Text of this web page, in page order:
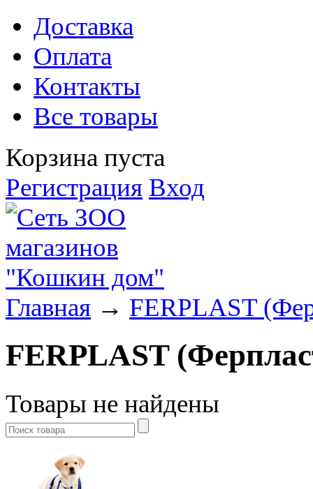
Доставка
Оплата
Контакты
Все товары
Корзина пуста
Регистрация Вход
Главная → FERPLAST
FERPLAST
Товары не найдены